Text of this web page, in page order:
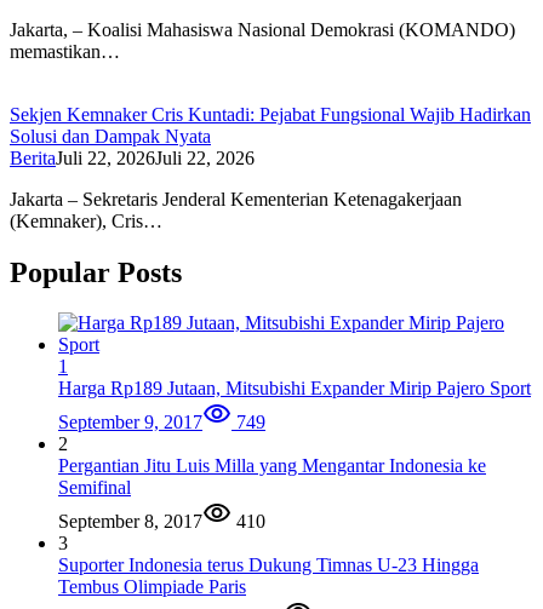
Jakarta, – Koalisi Mahasiswa Nasional Demokrasi (KOMANDO)
memastikan…
Sekjen Kemnaker Cris Kuntadi: Pejabat Fungsional Wajib Hadirkan
Solusi dan Dampak Nyata
BeritaJuli 22, 2026Juli 22, 2026
Jakarta – Sekretaris Jenderal Kementerian Ketenagakerjaan
(Kemnaker), Cris…
Popular Posts
1
Harga Rp189 Jutaan, Mitsubishi Expander Mirip Pajero Sport
September 9, 2017
749
2
Pergantian Jitu Luis Milla yang Mengantar Indonesia ke
Semifinal
September 8, 2017
410
3
Suporter Indonesia terus Dukung Timnas U-23 Hingga
Tembus Olimpiade Paris